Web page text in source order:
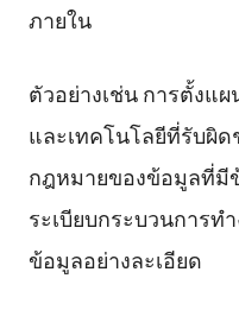
ภายใน
ตัวอย่างเช่น การตั้งแ
และเทคโนโลยีที่รับผิ
กฎหมายของข้อมูลที่มี
ระเบียบกระบวนการท
ข้อมูลอย่างละเอียด